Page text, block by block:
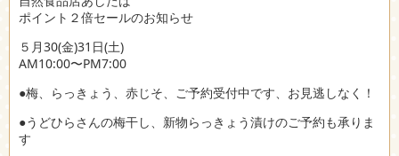
ポイント２倍セールのお知らせ
５月30(金)31日(土)
AM10:00〜PM7:00
●梅、らっきょう、赤じそ、ご予約受付中です、お見逃しなく！
●うどひらさんの梅干し、新物らっきょう漬けのご予約も承りま
す